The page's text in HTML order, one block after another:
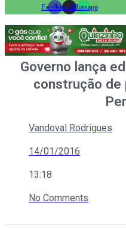
FacebookInstagramWhatsapp
Governo lança
construção de
Vandoval Rodrigues
14/01/2016
13:18
No Comments